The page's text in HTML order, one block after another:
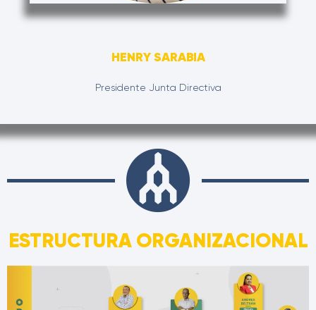
HENRY SARABIA
Presidente Junta Directiva
ESTRUCTURA ORGANIZACIONAL